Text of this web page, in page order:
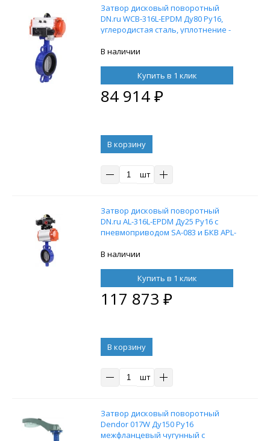
Затвор дисковый поворотный
DN.ru WCB-316L-EPDM Ду80 Ру16,
углеродистая сталь, уплотнение -
105 и пневмораспределителем
В наличии
Купить в 1 клик
84 914₽
В корзину
шт
Затвор дисковый поворотный
DN.ru AL-316L-EPDM Ду25 Ру16 с
пневмоприводом SA-083 и БКВ APL-
В наличии
Купить в 1 клик
117 873 ₽
В корзину
шт
Затвор дисковый поворотный
Dendor 017W Ду150 Ру16
межфланцевый чугунный с